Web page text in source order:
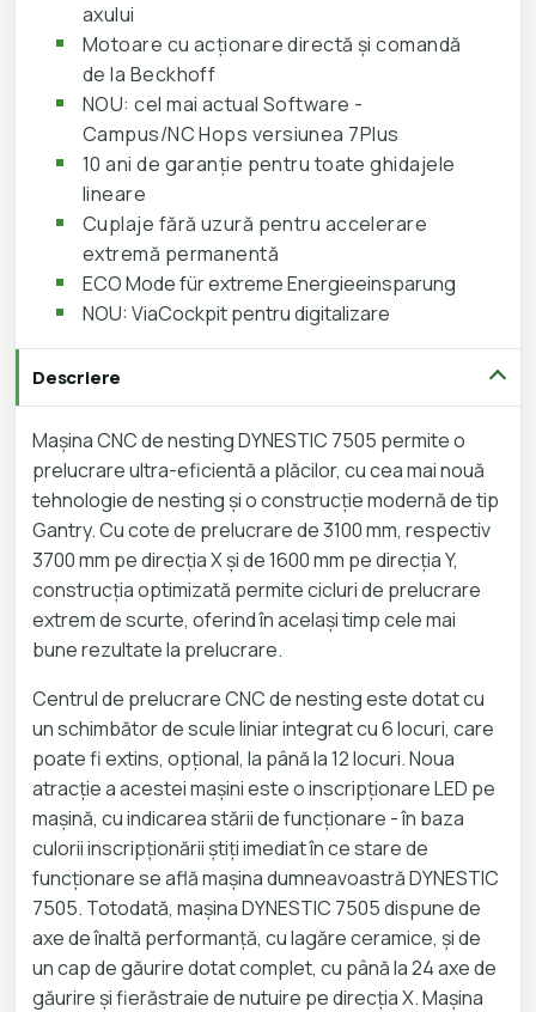
axului
Motoare cu acționare directă și comandă
de la Beckhoff
NOU: cel mai actual Software -
Campus/NC Hops versiunea 7Plus
10 ani de garanție pentru toate ghidajele
lineare
Cuplaje fără uzură pentru accelerare
extremă permanentă
ECO Mode für extreme Energieeinsparung
NOU: ViaCockpit pentru digitalizare
Descriere
Mașina CNC de nesting DYNESTIC 7505 permite o
prelucrare ultra-eficientă a plăcilor, cu cea mai nouă
tehnologie de nesting și o construcție modernă de tip
Gantry. Cu cote de prelucrare de 3100 mm, respectiv
3700 mm pe direcția X și de 1600 mm pe direcția Y,
construcția optimizată permite cicluri de prelucrare
extrem de scurte, oferind în același timp cele mai
bune rezultate la prelucrare.
Centrul de prelucrare CNC de nesting este dotat cu
un schimbător de scule liniar integrat cu 6 locuri, care
poate fi extins, opțional, la până la 12 locuri. Noua
atracție a acestei mașini este o inscripționare LED pe
mașină, cu indicarea stării de funcționare - în baza
culorii inscripționării știți imediat în ce stare de
funcționare se află mașina dumneavoastră DYNESTIC
7505. Totodată, mașina DYNESTIC 7505 dispune de
axe de înaltă performanță, cu lagăre ceramice, și de
un cap de găurire dotat complet, cu până la 24 axe de
găurire și fierăstraie de nutuire pe direcția X. Mașina